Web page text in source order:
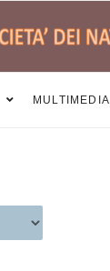
MULTIMEDIA